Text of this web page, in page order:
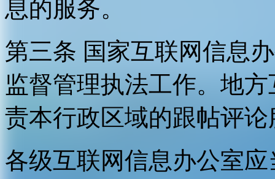
息的服务。
第三条 国家互联网信息
监督管理执法工作。地
责本行政区域的跟帖评
各级互联网信息办公室